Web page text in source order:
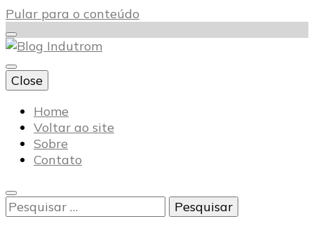
Pular para o conteúdo
Blog Indutrom
Close
Home
Voltar ao site
Sobre
Contato
Pesquisar
por: